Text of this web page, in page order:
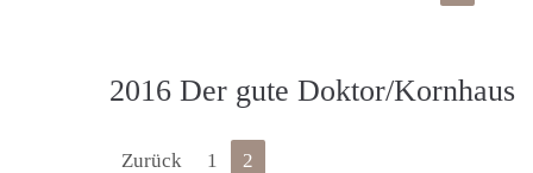
2016 Der gute Doktor/Kornhaus
Zurück 1
2